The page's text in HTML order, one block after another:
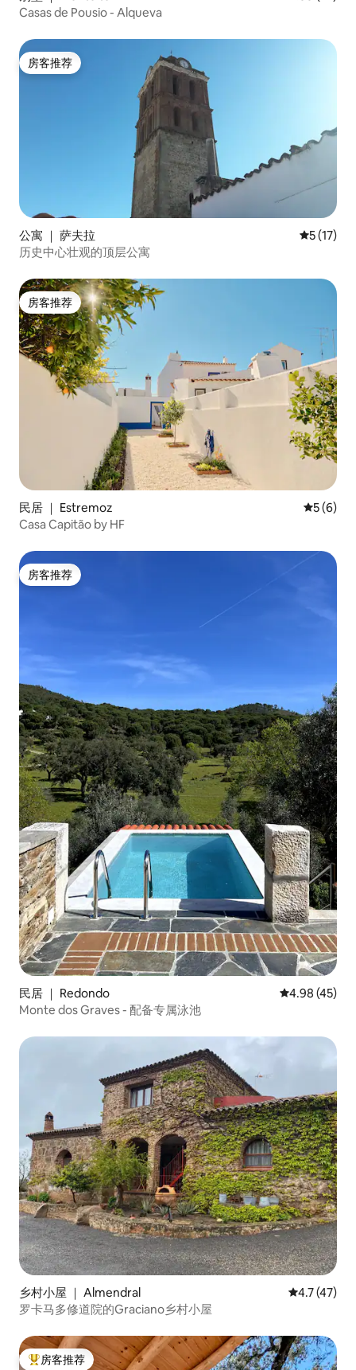
Casas de Pousio - Alqueva
房客推荐
房客推荐
公寓 ｜ 萨夫拉 平均评分
5 (17)
历史中心壮观的顶层公寓
房客推荐
房客推荐
民居 ｜ Estremoz 平均评分
5 (6)
Casa Capitão by HF
房客推荐
房客推荐
民居 ｜ Redondo 平均评分
4.98 (45)
Monte dos Graves - 配备专属泳池
乡村小屋 ｜ Almendral 平均评分
4.7 (47)
罗卡马多修道院的Graciano乡村小屋
热门「房客推荐」
房客推荐